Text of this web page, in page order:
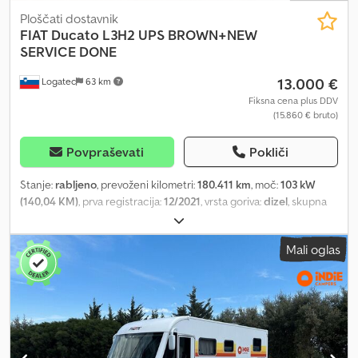
Logatec 63 km
Ploščati dostavnik
FIAT Ducato L3H2 UPS BROWN+NEW
SERVICE DONE
13.000 €
Fiksna cena plus DDV
(15.860 € bruto)
Povpraševati Pokliči
Stanje: rabljeno, prevoženi kilometri:180.411 km, moč:103 kW
(140,04 KM), prva registracija:12/2021, vrsta goriva:dizel, skupna
, vrsta prenosa:
razred:Euro 6, število sedežev:2, prostornina tovornega prostora:
13 m³, dolžina tovornega prostora:
, širina tovornega
prostora:
, višina nakladalnega prostora: 1.940 mm, Leto
izdelave:
ABS, centralno zaklepanje, elektronski
program stabilnosti (ESP), filter saj, klimatska naprava,
navigacijski sistem, EXPORT PLATES DONE IN 1 HOUR! FIAT
DUCATO L3H2 - 2.3 MJT 140HP Euro 6 Clutch already replaced 1
owner 2 keys Cargo area (shortened due to partition): 3450 x 1870
Mali oglas